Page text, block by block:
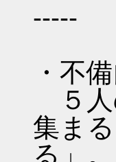
-----
・不
５人
集ま
る」。